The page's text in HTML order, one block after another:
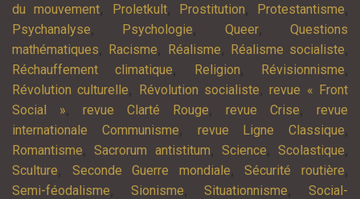
du mouvement, Proletkult, Prostitution, Protestantisme,
Psychanalyse, Psychologie, Queer,Questions
mathématiques, Racisme, Réalisme, Réalisme socialiste,
Réchauffement climatique, Religion, Révisionnisme,
Révolution culturelle, Révolution socialiste,revue « Front
Social », revue Clarté Rouge, revue Crise, revue
internationale Communisme, revue Ligne Classique,
Romantisme,Sacrorum antistitum, Science, Scolastique,
Sculture, Seconde Guerre mondiale,Sécurité routière,
Semi-féodalisme, Sionisme,Situationnisme,Social-